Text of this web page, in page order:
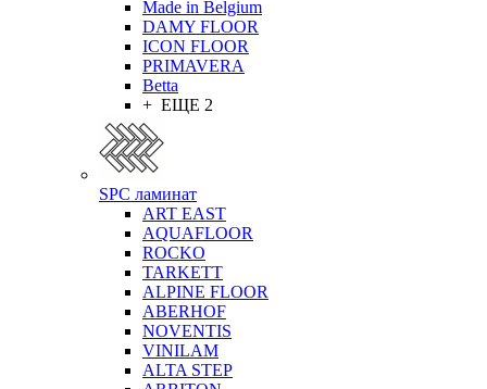
Made in Belgium
DAMY FLOOR
ICON FLOOR
PRIMAVERA
Betta
+ ЕЩЕ 2
SPC ламинат
ART EAST
AQUAFLOOR
ROCKO
TARKETT
ALPINE FLOOR
ABERHOF
NOVENTIS
VINILAM
ALTA STEP